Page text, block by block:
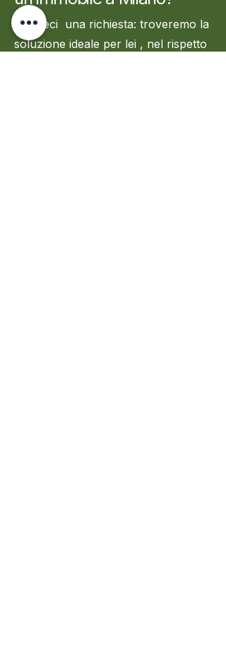
Inviateci una richiesta: troveremo la
soluzione ideale per lei , nel rispetto